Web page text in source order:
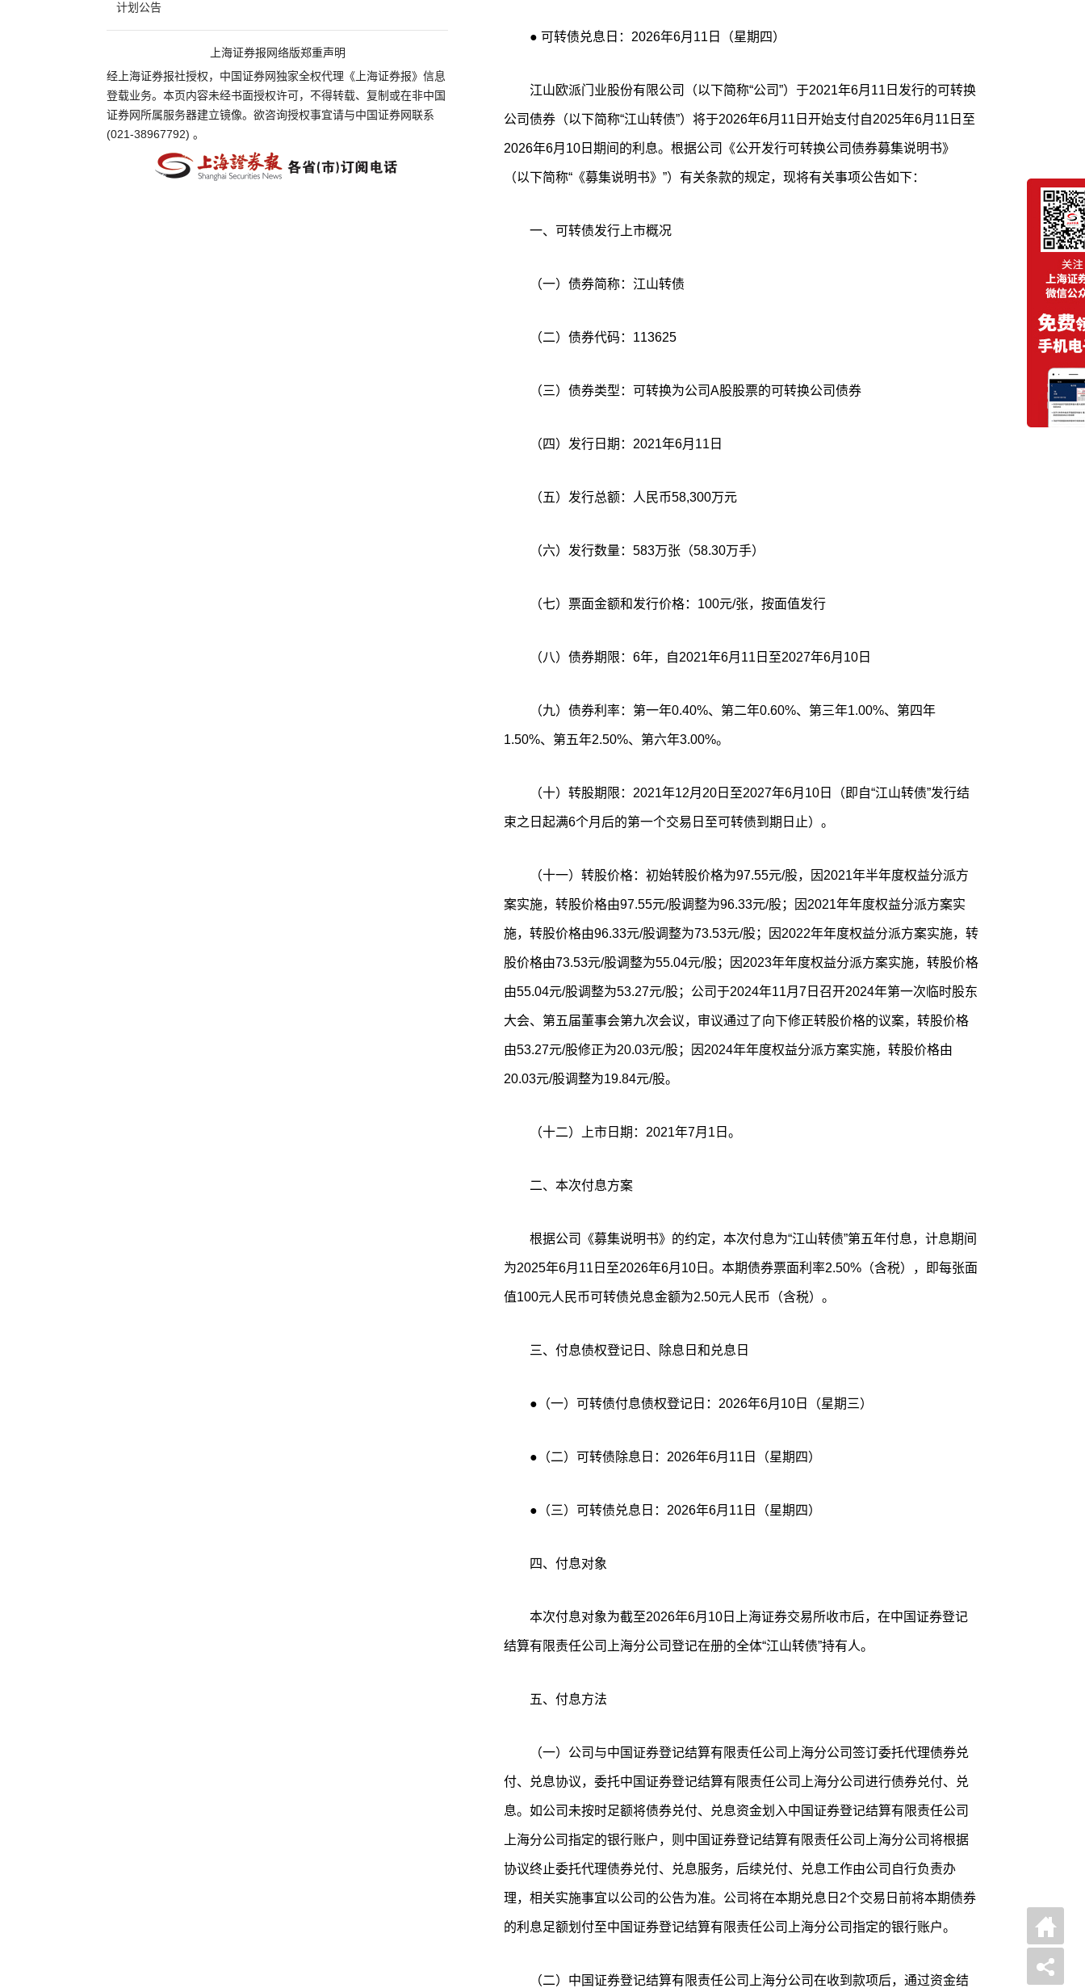
计划公告
上海证券报网络版郑重声明
经上海证券报社授权，中国证券网独家全权代理《上海证券报》信息
登载业务。本页内容未经书面授权许可，不得转载、复制或在非中国
证券网所属服务器建立镜像。欲咨询授权事宜请与中国证券网联系
(021-38967792) 。
● 可转债兑息日：2026年6月11日（星期四）
江山欧派门业股份有限公司（以下简称“公司”）于2021年6月11日发行的可转换
公司债券（以下简称“江山转债”）将于2026年6月11日开始支付自2025年6月11日至
2026年6月10日期间的利息。根据公司《公开发行可转换公司债券募集说明书》
（以下简称“《募集说明书》”）有关条款的规定，现将有关事项公告如下：
一、可转债发行上市概况
（一）债券简称：江山转债
（二）债券代码：113625
（三）债券类型：可转换为公司A股股票的可转换公司债券
（四）发行日期：2021年6月11日
（五）发行总额：人民币58,300万元
（六）发行数量：583万张（58.30万手）
（七）票面金额和发行价格：100元/张，按面值发行
（八）债券期限：6年，自2021年6月11日至2027年6月10日
（九）债券利率：第一年0.40%、第二年0.60%、第三年1.00%、第四年
1.50%、第五年2.50%、第六年3.00%。
（十）转股期限：2021年12月20日至2027年6月10日（即自“江山转债”发行结
束之日起满6个月后的第一个交易日至可转债到期日止）。
（十一）转股价格：初始转股价格为97.55元/股，因2021年半年度权益分派方
案实施，转股价格由97.55元/股调整为96.33元/股；因2021年年度权益分派方案实
施，转股价格由96.33元/股调整为73.53元/股；因2022年年度权益分派方案实施，转
股价格由73.53元/股调整为55.04元/股；因2023年年度权益分派方案实施，转股价格
由55.04元/股调整为53.27元/股；公司于2024年11月7日召开2024年第一次临时股东
大会、第五届董事会第九次会议，审议通过了向下修正转股价格的议案，转股价格
由53.27元/股修正为20.03元/股；因2024年年度权益分派方案实施，转股价格由
20.03元/股调整为19.84元/股。
（十二）上市日期：2021年7月1日。
二、本次付息方案
根据公司《募集说明书》的约定，本次付息为“江山转债”第五年付息，计息期间
为2025年6月11日至2026年6月10日。本期债券票面利率2.50%（含税），即每张面
值100元人民币可转债兑息金额为2.50元人民币（含税）。
三、付息债权登记日、除息日和兑息日
●（一）可转债付息债权登记日：2026年6月10日（星期三）
●（二）可转债除息日：2026年6月11日（星期四）
●（三）可转债兑息日：2026年6月11日（星期四）
四、付息对象
本次付息对象为截至2026年6月10日上海证券交易所收市后，在中国证券登记
结算有限责任公司上海分公司登记在册的全体“江山转债”持有人。
五、付息方法
（一）公司与中国证券登记结算有限责任公司上海分公司签订委托代理债券兑
付、兑息协议，委托中国证券登记结算有限责任公司上海分公司进行债券兑付、兑
息。如公司未按时足额将债券兑付、兑息资金划入中国证券登记结算有限责任公司
上海分公司指定的银行账户，则中国证券登记结算有限责任公司上海分公司将根据
协议终止委托代理债券兑付、兑息服务，后续兑付、兑息工作由公司自行负责办
理，相关实施事宜以公司的公告为准。公司将在本期兑息日2个交易日前将本期债券
的利息足额划付至中国证券登记结算有限责任公司上海分公司指定的银行账户。
（二）中国证券登记结算有限责任公司上海分公司在收到款项后，通过资金结